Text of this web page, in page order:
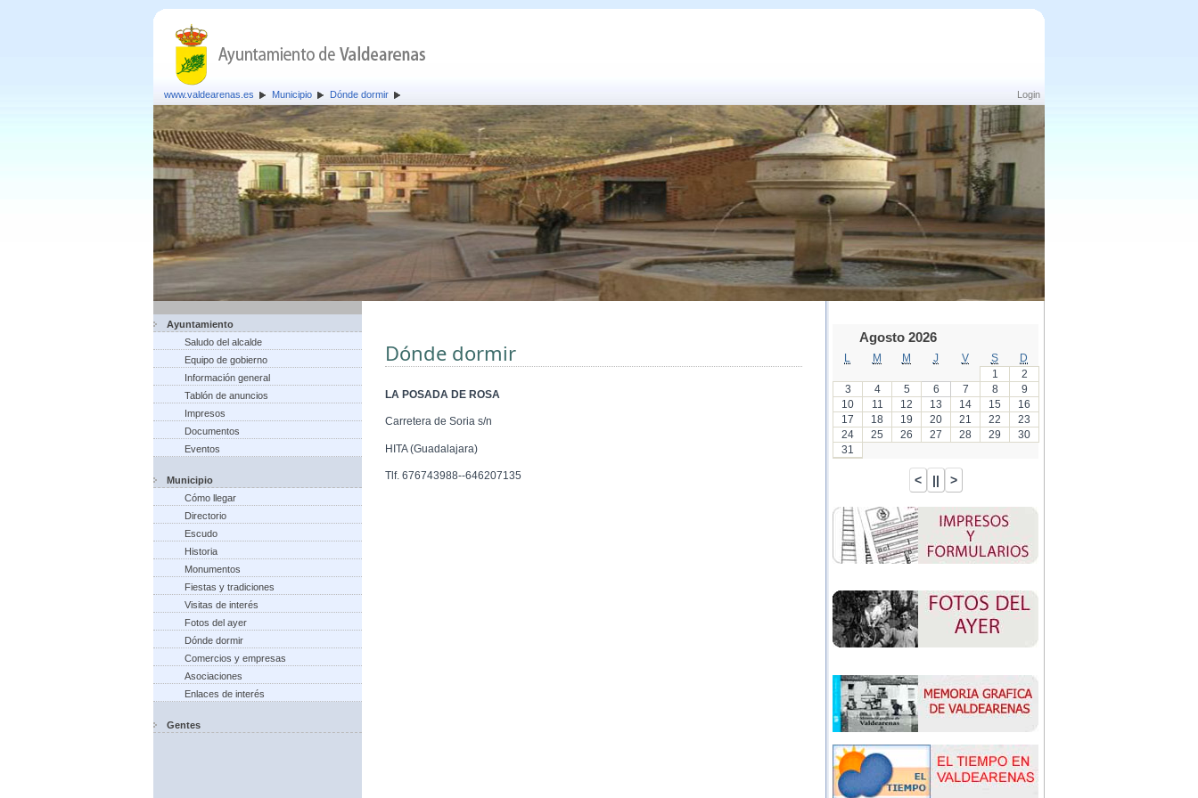
Login
www.valdearenas.es Municipio Dónde dormir
Ayuntamiento
Saludo del alcalde
Equipo de gobierno
Información general
Tablón de anuncios
Impresos
Documentos
Eventos
Municipio
Cómo llegar
Directorio
Escudo
Historia
Monumentos
Fiestas y tradiciones
Visitas de interés
Fotos del ayer
Dónde dormir
Comercios y empresas
Asociaciones
Enlaces de interés
Gentes
Dónde dormir
LA POSADA DE ROSA
Carretera de Soria s/n
HITA (Guadalajara)
Tlf. 676743988--646207135
Agosto 2026
M M J V S
D
1
2
3
4 5 6 7 8
9
10
11 12 13 14 15
16
17
18 19 20 21 22
23
24
25 26 27 28 29
30
31